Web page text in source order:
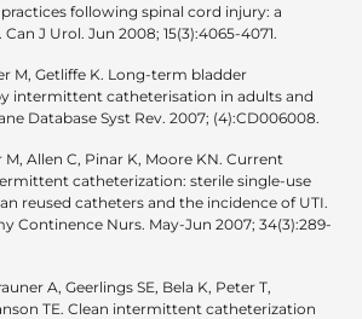
following spinal cord injury: a
J Urol. Jun 2008; 15(3):4065-4071.
M, Getliffe K. Long-term bladder
intermittent catheterisation in adults and
Database Syst Rev. 2007; (4):CD006008.
M, Allen C, Pinar K, Moore KN. Current
catheterization: sterile single-use
reused catheters and the incidence of UTI.
Continence Nurs. May-Jun 2007; 34(3):289-
A, Geerlings SE, Bela K, Peter T,
TE. Clean intermittent catheterization